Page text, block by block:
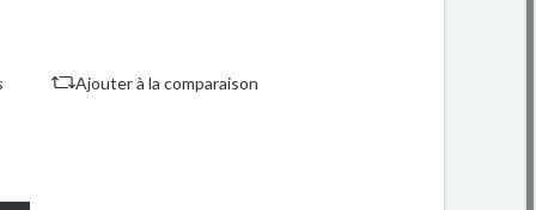
Ajouter à la comparaison